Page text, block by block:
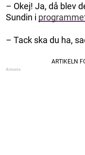
– Okej! Ja, då blev
Sundin i
– Tack ska du ha,